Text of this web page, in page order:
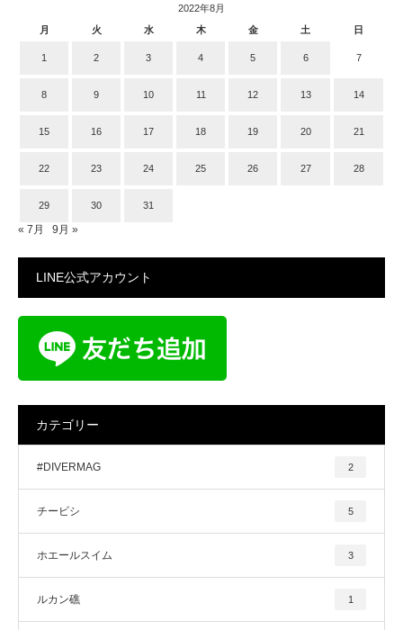
2022年8月
月
火 水 木 金 土 日
1 2 3 4 5 6 7
8 9 10 11 12 13 14
15 16 17 18 19 20 21
22 23 24 25 26 27 28
29 30 31
« 7月 9月 »
LINE公式アカウント
カテゴリー
#DIVERMAG 2
チービシ 5
ホエールスイム 3
ルカン礁 1